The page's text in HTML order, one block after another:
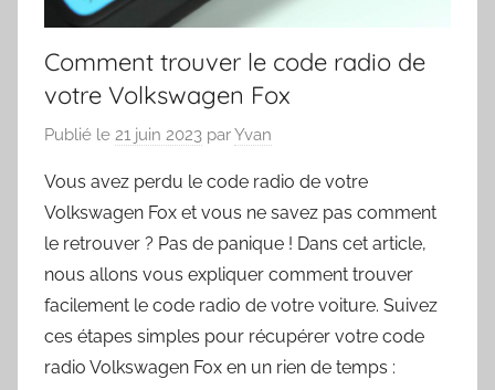
Comment trouver le code radio de
votre Volkswagen Fox
Publié le 21 juin 2023 parYvan
Vous avez perdu le code radio de votre
Volkswagen Fox et vous ne savez pas comment
le retrouver ? Pas de panique ! Dans cet article,
nous allons vous expliquer comment trouver
facilement le code radio de votre voiture. Suivez
ces étapes simples pour récupérer votre code
radio Volkswagen Fox en un rien de temps :